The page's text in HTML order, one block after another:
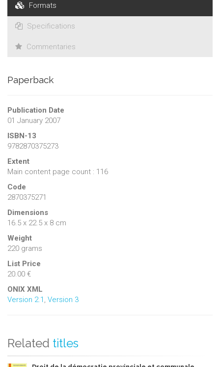
Formats
Specifications
Commentaries
Paperback
Publication Date
01 January 2007
ISBN-13
9782870375273
Extent
Main content page count : 116
Code
2870375271
Dimensions
16.5 x 22.5 x 8 cm
Weight
220 grams
List Price
20.00 €
ONIX XML
Version 2.1 Version 3
Related titles